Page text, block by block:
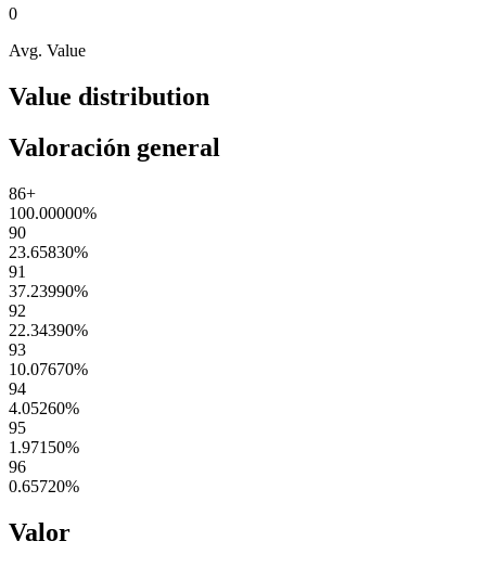
0
Avg. Value
Value distribution
Valoración general
86+
100.00000%
90
23.65830%
91
37.23990%
92
22.34390%
93
10.07670%
94
4.05260%
95
1.97150%
96
0.65720%
Valor